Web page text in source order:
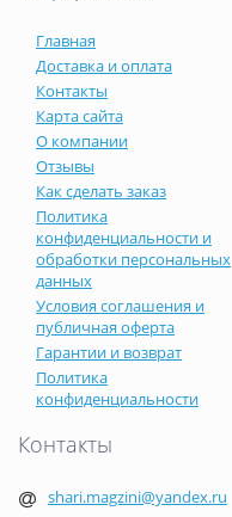
Главная
Доставка и оплата
Контакты
Карта сайта
О компании
Отзывы
Как сделать заказ
Политика
конфиденциальности и
обработки персональных
данных
Условия соглашения и
публичная оферта
Гарантии и возврат
Политика
конфиденциальности
Контакты
shari.magzini@yandex.ru